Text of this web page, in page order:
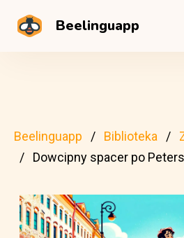
Beelinguapp
Beelinguapp Biblioteka
Dowcipny spacer po